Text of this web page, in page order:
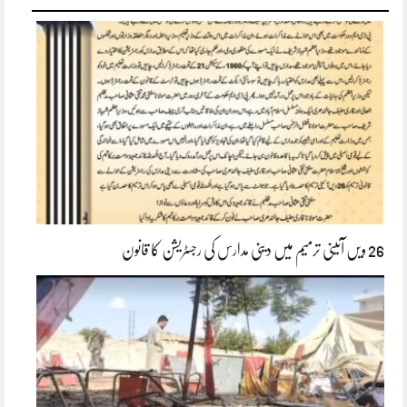
26 ویں آئینی ترمیم میں دینی مدارس کی رجسٹریشن کا قانون